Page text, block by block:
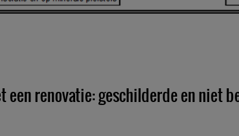
een renovatie: geschilderde en niet